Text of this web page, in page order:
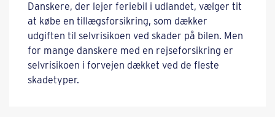
Danskere, der lejer feriebil i udlandet, vælger tit
at købe en tillægsforsikring, som dækker
udgiften til selvrisikoen ved skader på bilen. Men
for mange danskere med en rejseforsikring er
selvrisikoen i forvejen dækket ved de fleste
skadetyper.